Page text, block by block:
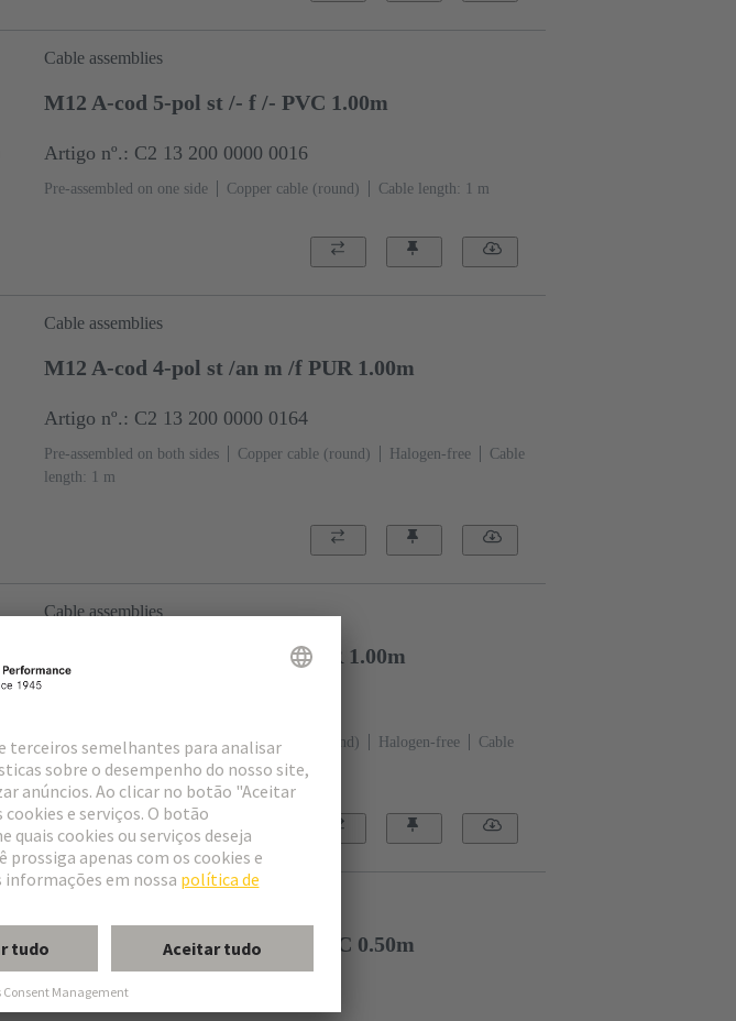
Cable assemblies
M12 A-cod 5-pol st /- f /- PVC 1.00m
Artigo nº.: C2 13 200 0000 0016
Pre-assembled on one side Copper cable (round) Cable length: 1 m
Cable assemblies
M12 A-cod 4-pol st /an m /f PUR 1.00m
Artigo nº.: C2 13 200 0000 0164
Pre-assembled on both sides Copper cable (round) Halogen-free
Cable
length: 1 m
Cable assemblies
M12 A-cod 4-pol an /- m /- PUR 1.00m
Pre-assembled on one side Copper cable (round) Halogen-free
Cable
length: 1 m
M12 A-cod 5-pol st /an f /m PVC 0.50m
Artigo nº.: C2 13 200 0000 0140